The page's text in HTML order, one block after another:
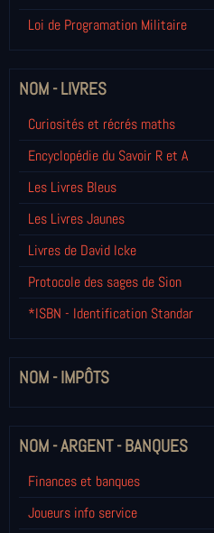
Loi de Programation Militaire
NOM - LIVRES
Curiosités et récrés maths
Encyclopédie du Savoir R et A
Les Livres Bleus
Les Livres Jaunes
Livres de David Icke
Protocole des sages de Sion
*ISBN - Identification Standar
NOM - IMPÔTS
NOM - ARGENT - BANQUES
Finances et banques
Joueurs info service